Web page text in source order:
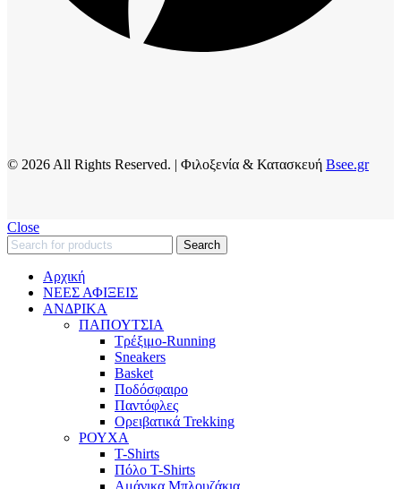
© 2026 All Rights Reserved. | Φιλοξενία & Κατασκευή Bsee.gr
Close
Search
Αρχική
ΝΕΕΣ ΑΦΙΞΕΙΣ
AΝΔΡΙΚΑ
ΠΑΠΟΥΤΣΙΑ
Τρέξιμο-Running
Sneakers
Basket
Ποδόσφαιρο
Παντόφλες
Ορειβατικά Trekking
ΡΟΥΧΑ
T-Shirts
Πόλο T-Shirts
Αμάνικα Μπλουζάκια